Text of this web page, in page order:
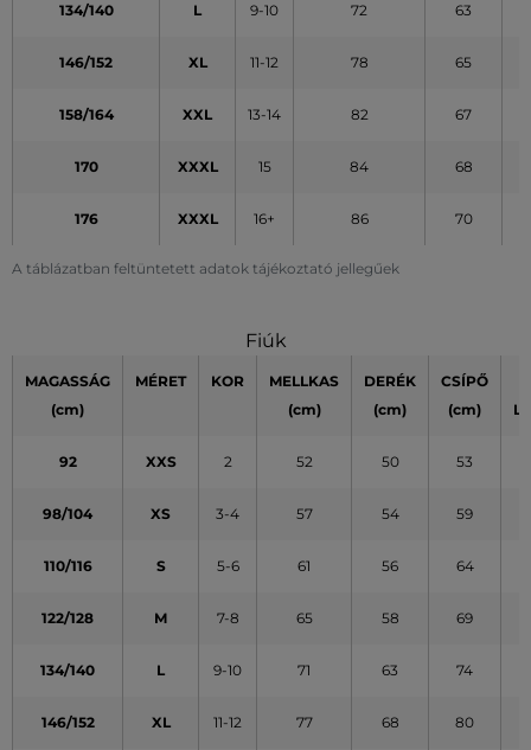
A táblázatban feltüntetett adatok tájékoztató jellegűek
134/140 L 9-10 72 63
146/152 XL 11-12 78 65
158/164 XXL 13-14 82 67
170 XXXL 15 84 68
176 XXXL 16+ 86 70
Fiúk
MAGASSÁG
(cm)
MÉRET KOR
MELLKAS
(cm)
DERÉK
(cm)
CSÍPŐ
(cm)
92 XXS 2 52 50 53
98/104 XS 3-4 57 54 59
110/116 S 5-6 61 56 64
122/128 M 7-8 65 58 69
134/140 L 9-10 71 63 74
146/152 XL 11-12 77 68 80